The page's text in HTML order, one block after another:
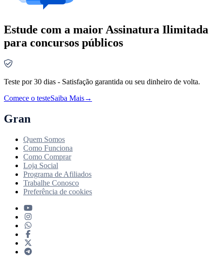
Estude com a maior Assinatura Ilimitada
para concursos públicos
Teste por 30 dias - Satisfação garantida ou seu dinheiro de volta.
Comece o testeSaiba Mais→
Gran
Quem Somos
Como Funciona
Como Comprar
Loja Social
Programa de Afiliados
Trabalhe Conosco
Preferência de cookies